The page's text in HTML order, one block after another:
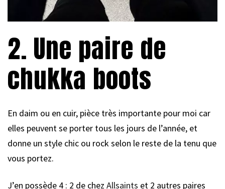
2. Une paire de
chukka boots
En daim ou en cuir, pièce très importante pour moi car
elles peuvent se porter tous les jours de l’année, et
donne un style chic ou rock selon le reste de la tenu que
vous portez.
J’en possède 4 : 2 de chez Allsaints et 2 autres paires